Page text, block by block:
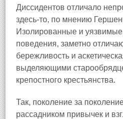
Диссидентов отличало
здесь-то, по мнению
Изолированные и
поведения, заметно
бережливость и
выделяющими
крепостного крестьянства.
Так, поколение за
рассадником привычек и